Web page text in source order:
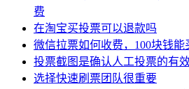
费
在淘宝买投票可以退款吗
微信拉票如何收费，100块钱能
投票截图是确认人工投票的有
选择快速刷票团队很重要